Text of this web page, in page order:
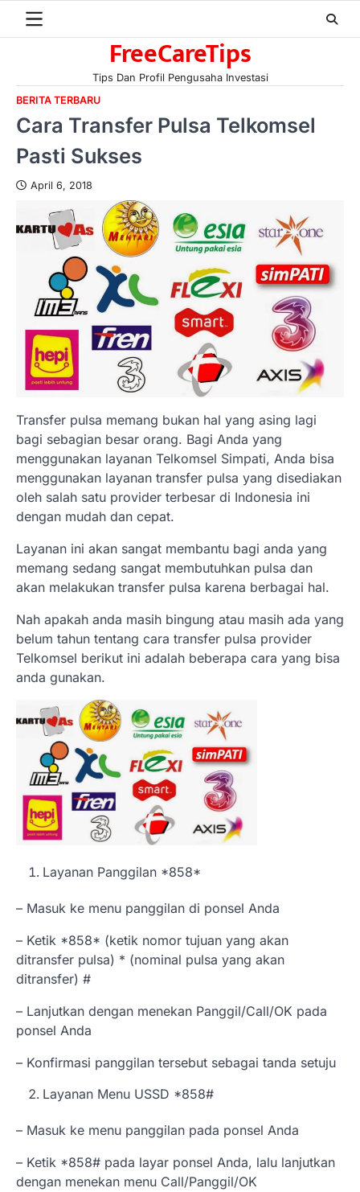
FreeCareTips
Tips Dan Profil Pengusaha Investasi
BERITA TERBARU
Cara Transfer Pulsa Telkomsel
Pasti Sukses
April 6, 2018
Transfer pulsa memang bukan hal yang asing lagi
bagi sebagian besar orang. Bagi Anda yang
menggunakan layanan Telkomsel Simpati, Anda bisa
menggunakan layanan transfer pulsa yang disediakan
oleh salah satu provider terbesar di Indonesia ini
dengan mudah dan cepat.
Layanan ini akan sangat membantu bagi anda yang
memang sedang sangat membutuhkan pulsa dan
akan melakukan transfer pulsa karena berbagai hal.
Nah apakah anda masih bingung atau masih ada yang
belum tahun tentang cara transfer pulsa provider
Telkomsel berikut ini adalah beberapa cara yang bisa
anda gunakan.
Layanan Panggilan *858*
– Masuk ke menu panggilan di ponsel Anda
– Ketik *858* (ketik nomor tujuan yang akan
ditransfer pulsa) * (nominal pulsa yang akan
ditransfer) #
– Lanjutkan dengan menekan Panggil/Call/OK pada
ponsel Anda
– Konfirmasi panggilan tersebut sebagai tanda setuju
Layanan Menu USSD *858#
– Masuk ke menu panggilan pada ponsel Anda
– Ketik *858# pada layar ponsel Anda, lalu lanjutkan
dengan menekan menu Call/Panggil/OK